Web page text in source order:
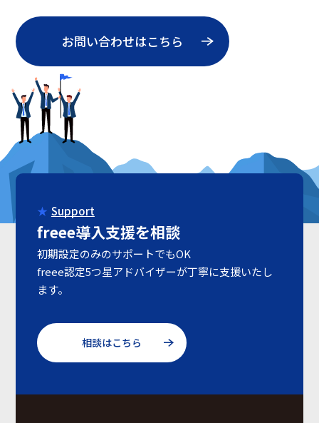
お問い合わせはこちら
Support
freee導入支援を相談
初期設定のみのサポートでもOK
freee認定5つ星アドバイザーが丁寧に支援いたし
ます。
相談はこちら